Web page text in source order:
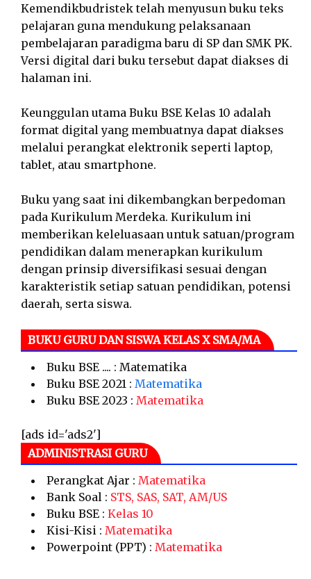
Kemendikbudristek telah menyusun buku teks
pelajaran guna mendukung pelaksanaan
pembelajaran paradigma baru di SP dan SMK PK.
Versi digital dari buku tersebut dapat diakses di
halaman ini.
Keunggulan utama Buku BSE Kelas 10 adalah
format digital yang membuatnya dapat diakses
melalui perangkat elektronik seperti laptop,
tablet, atau smartphone.
Buku yang saat ini dikembangkan berpedoman
pada Kurikulum Merdeka. Kurikulum ini
memberikan keleluasaan untuk satuan/program
pendidikan dalam menerapkan kurikulum
dengan prinsip diversifikasi sesuai dengan
karakteristik setiap satuan pendidikan, potensi
daerah, serta siswa.
BUKU GURU DAN SISWA KELAS X SMA/MA
Buku BSE .... : Matematika
Buku BSE 2021 : Matematika
Buku BSE 2023 : Matematika
[ads id='ads2']
ADMINISTRASI GURU
Perangkat Ajar : Matematika
Bank Soal : STS, SAS, SAT, AM/US
Buku BSE : Kelas 10
Kisi-Kisi : Matematika
Powerpoint (PPT) : Matematika